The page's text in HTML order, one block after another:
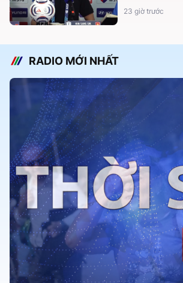
23 giờ trước
RADIO MỚI NHẤT